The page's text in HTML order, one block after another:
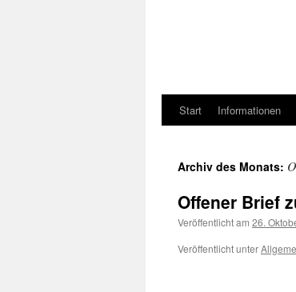
Start Informationen
Archiv des Monats:
Offener Brief
Veröffentlicht am 26.
Veröffentlicht unter